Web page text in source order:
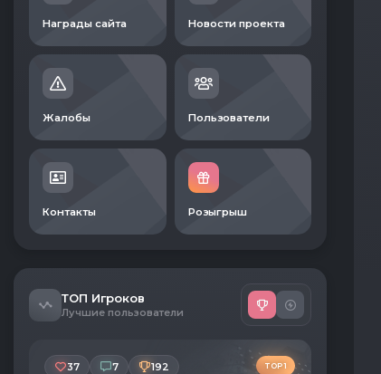
Награды сайта Новости проекта
Жалобы Пользователи
Контакты Розыгрыш
ТОП Игроков
Лучшие пользователи
TOP 1
37 7 192